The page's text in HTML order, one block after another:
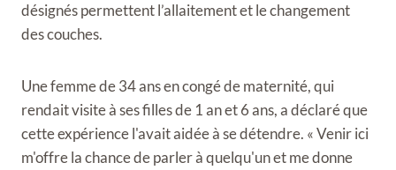
désignés permettent l’allaitement et le changement
des couches.
Une femme de 34 ans en congé de maternité, qui
rendait visite à ses filles de 1 an et 6 ans, a déclaré que
cette expérience l'avait aidée à se détendre. « Venir ici
m'offre la chance de parler à quelqu'un et me donne